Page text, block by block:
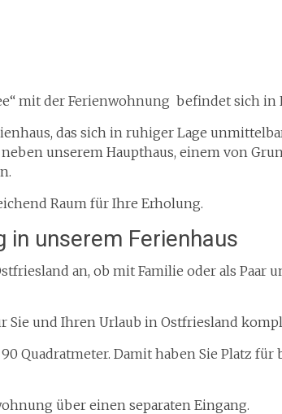
mit der Ferienwohnung befindet sich in
das sich in ruhiger Lage
unserem Haupthaus, einem von
Raum für Ihre Erholung.
in unserem Ferienhaus
an, ob mit Familie oder als Paar
Sie und Ihren Urlaub in Ostfriesland
Quadratmeter. Damit haben Sie Platz für
über einen separaten Eingang.